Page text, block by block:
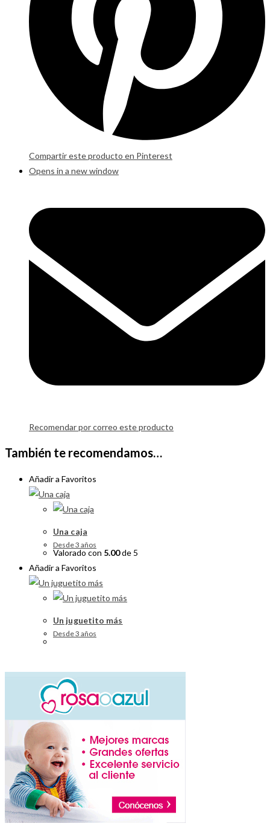
Compartir este producto en Pinterest
Opens in a new window
Recomendar por correo este producto
También te recomendamos…
Añadir a Favoritos
Una caja
Desde 3 años
Valorado con 5.00de 5
Añadir a Favoritos
Un juguetito más
Desde 3 años